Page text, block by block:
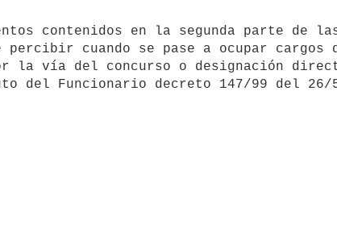
percibir cuando se pase a ocupar cargos
la vía del concurso o designación